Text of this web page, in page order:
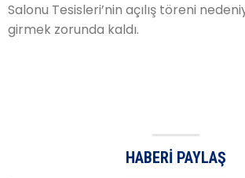
Salonu Tesisleri’nin açılış töreni
girmek zorunda kaldı.
HABERI PAYLAŞ